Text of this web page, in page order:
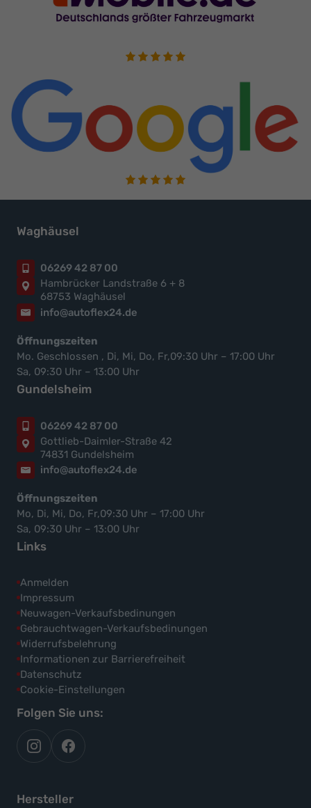
Waghäusel
06269 42 87 00
Hambrücker Landstraße 6 + 8
68753 Waghäusel
info@autoflex24.de
Öffnungszeiten
Mo. Geschlossen , Di, Mi, Do, Fr,09:30 Uhr – 17:00 Uhr
Sa, 09:30 Uhr – 13:00 Uhr
Gundelsheim
06269 42 87 00
Gottlieb-Daimler-Straße 42
74831 Gundelsheim
info@autoflex24.de
Öffnungszeiten
Mo, Di, Mi, Do, Fr,09:30 Uhr – 17:00 Uhr
Sa, 09:30 Uhr – 13:00 Uhr
Links
Anmelden
Impressum
Neuwagen-Verkaufsbedinungen
Gebrauchtwagen-Verkaufsbedinungen
Widerrufsbelehrung
Informationen zur Barrierefreiheit
Datenschutz
Cookie-Einstellungen
Folgen Sie uns:
autoflex
auf
autoflex24
auf
Hersteller